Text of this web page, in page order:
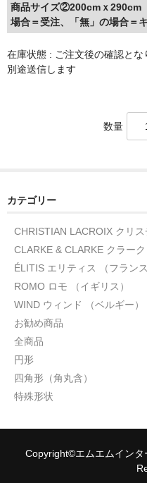
商品サイズ②200cmｘ
場合＝受注、「無」の場合＝
在庫状態 : ご注文後の確認と
別途送信します
数量
カテゴリー
CHRISTIAN LACROIX クリ
CLARKE & CLARKE クラー
ÉLITIS エリティス （フランス
ROMO ロモ （イギリス）
WIND ウィンド （ベルギー）
お勧め商品
全商品
円形
四角形（角丸含）
特殊形状
Copyright©エムエムイン